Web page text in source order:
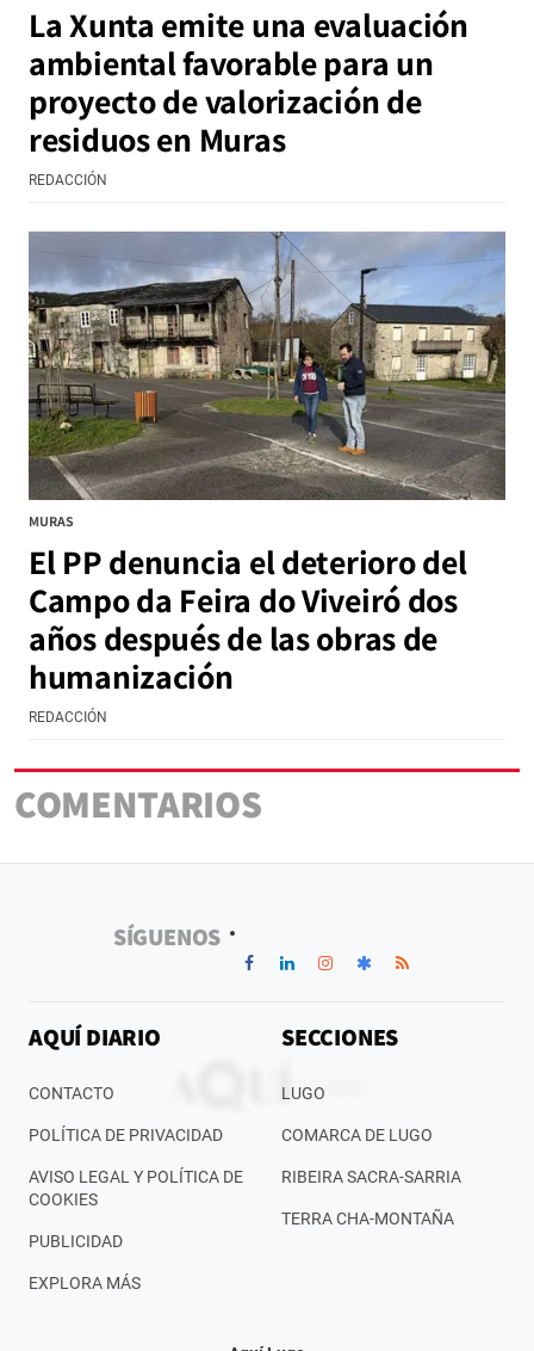
La Xunta emite una evaluación
ambiental favorable para un
proyecto de valorización de
residuos en Muras
REDACCIÓN
MURAS
El PP denuncia el deterioro del
Campo da Feira do Viveiró dos
años después de las obras de
humanización
REDACCIÓN
COMENTARIOS
SÍGUENOS
AQUÍ DIARIO
CONTACTO
POLÍTICA DE PRIVACIDAD
AVISO LEGAL Y POLÍTICA DE
COOKIES
PUBLICIDAD
EXPLORA MÁS
SECCIONES
LUGO
COMARCA DE LUGO
RIBEIRA SACRA-SARRIA
TERRA CHA-MONTAÑA